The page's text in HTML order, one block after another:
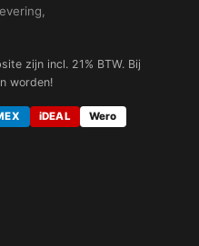
zijn incl. 21% BTW. Bij
worden!
iDEAL
Wero